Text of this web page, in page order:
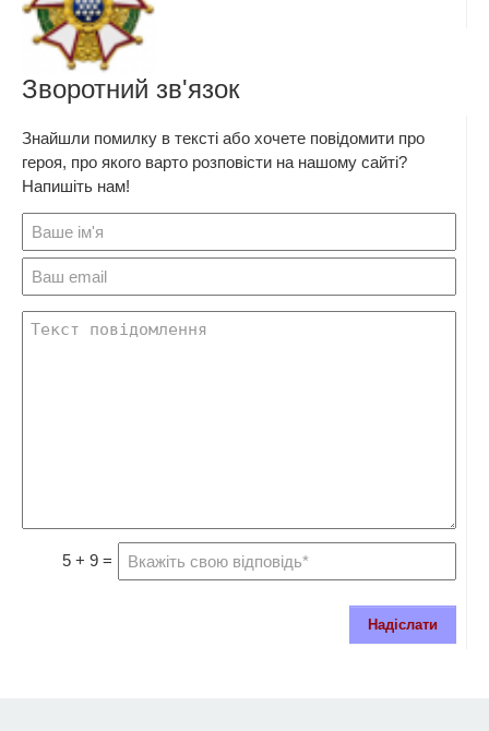
Зворотний зв'язок
Знайшли помилку в тексті або хочете повідомити про
героя, про якого варто розповісти на нашому сайті?
Напишіть нам!
5 + 9 =
Надіслати